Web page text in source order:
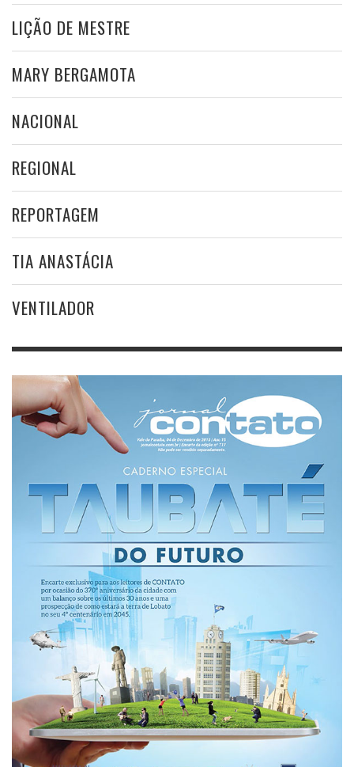
LIÇÃO DE MESTRE
MARY BERGAMOTA
NACIONAL
REGIONAL
REPORTAGEM
TIA ANASTÁCIA
VENTILADOR